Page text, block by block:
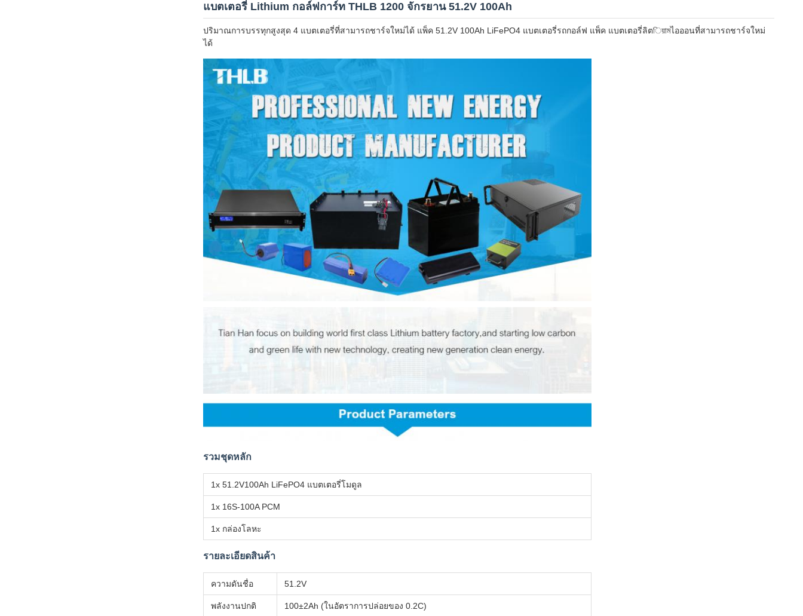
แบตเตอรี่ Lithium กอล์ฟการ์ท THLB 1200 จักรยาน 51.2V 100Ah
ปริมาณการบรรทุกสูงสุด 4 แบตเตอรี่ที่สามารถชาร์จใหม่ได้ แพ็ค 51.2V 100Ah LiFePO4 แบตเตอรี่รถกอล์ฟ แพ็ค แบตเตอรี่ลิตিয়ামไอออนที่สามารถชาร์จใหม่
ได้
รวมชุดหลัก
1x 51.2V100Ah LiFePO4 แบตเตอรี่โมดูล
1x 16S-100A PCM
1x กล่องโลหะ
รายละเอียดสินค้า
ความดันชื่อ 51.2V
พลังงานปกติ 100±2Ah (ในอัตราการปล่อยของ 0.2C)